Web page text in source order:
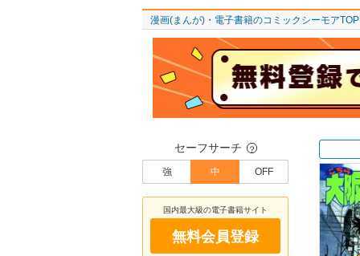
漫画(まんが)・電子書籍のコミックシーモアTOP
セーフサーチ ？
強 中 OFF
国内最大級の電子書籍サイト
無料会員登録